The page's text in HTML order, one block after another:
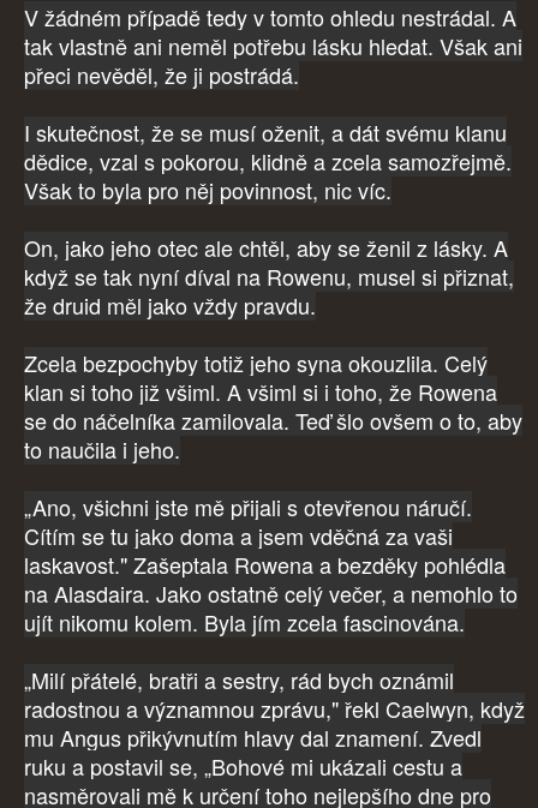
V žádném případě tedy v tomto ohledu nestrádal. A
tak vlastně ani neměl potřebu lásku hledat. Však ani
přeci nevěděl, že ji postrádá.
I skutečnost, že se musí oženit, a dát svému klanu
dědice, vzal s pokorou, klidně a zcela samozřejmě.
Však to byla pro něj povinnost, nic víc.
On, jako jeho otec ale chtěl, aby se ženil z lásky. A
když se tak nyní díval na Rowenu, musel si přiznat,
že druid měl jako vždy pravdu.
Zcela bezpochyby totiž jeho syna okouzlila. Celý
klan si toho již všiml. A všiml si i toho, že Rowena
se do náčelníka zamilovala. Teď šlo ovšem o to, aby
to naučila i jeho.
„Ano, všichni jste mě přijali s otevřenou náručí.
Cítím se tu jako doma a jsem vděčná za vaši
laskavost." Zašeptala Rowena a bezděky pohlédla
na Alasdaira. Jako ostatně celý večer, a nemohlo to
ujít nikomu kolem. Byla jím zcela fascinována.
„Milí přátelé, bratři a sestry, rád bych oznámil
radostnou a významnou zprávu," řekl Caelwyn, když
mu Angus přikývnutím hlavy dal znamení. Zvedl
ruku a postavil se, „Bohové mi ukázali cestu a
nasměrovali mě k určení toho nejlepšího dne pro